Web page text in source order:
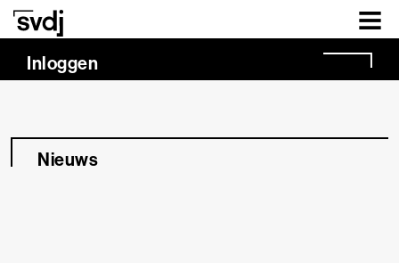
Naar hoofdinhoud
Inloggen
Nieuws